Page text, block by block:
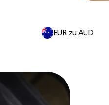
EUR zu AUD